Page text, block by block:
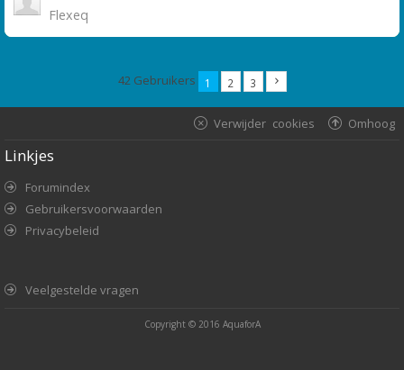
Flexeq
42 Gebruikers 1 2 3
Omhoog
Verwijder cookies
Linkjes
Forumindex
Gebruikersvoorwaarden
Privacybeleid
Veelgestelde vragen
Copyright © 2016 AquaforA